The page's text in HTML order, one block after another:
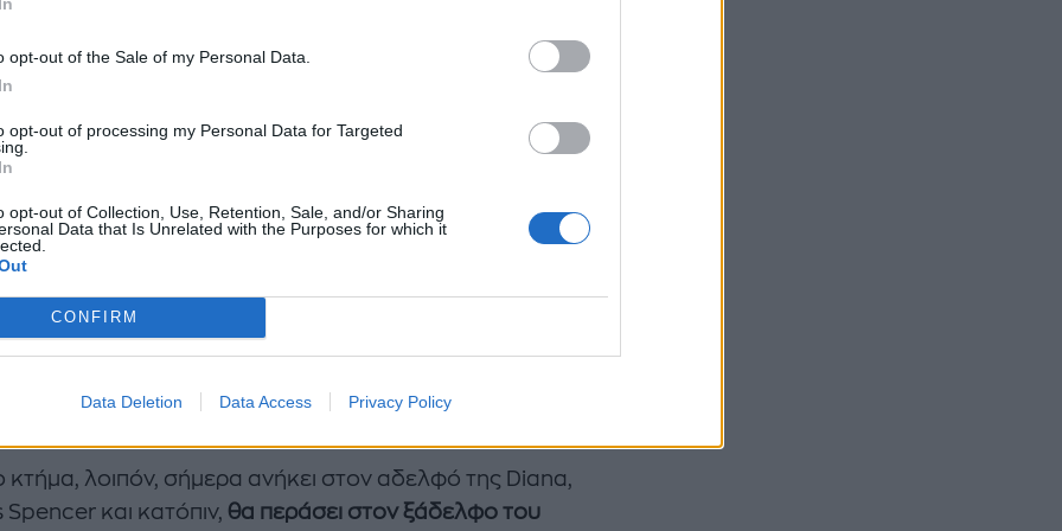
opt-out of the Sale of my Personal Data.
opt-out of processing my Personal Data for Targeted
opt-out of Collection, Use, Retention, Sale, and/or Sharing
Data that Is Unrelated with the Purposes for which it
CONFIRM
Data Deletion Data Access Privacy Policy
Spencer: Ο αδερφός της πριγκίπισσας Diana
τη νέα σχέση και το δύσκολο διαζύγιο
κτήμα των Spencer και μια
χρόνων
Althorp, διατηρητέο Grade I στο Northamptonshire,
μεγάλωσε και είναι θαμμένη, ανήκει στην
Spencer για περισσότερα από 500 χρόνια. H Diana
παιδικές διακοπές στο κτήμα των 5.463 εκταρίων, πριν
κτήμα, λοιπόν, σήμερα ανήκει στον αδελφό της Diana,
και κατόπιν, θα περάσει στον ξάδελφο του